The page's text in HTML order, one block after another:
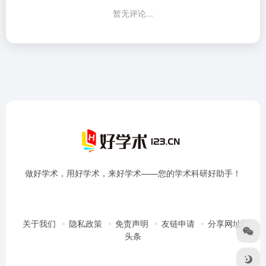
暂无评论...
做好学术，用好学术，来好学术——您的学术科研好助手！
关于我们 隐私政策 免责声明 友链申请
分享网址/
头条